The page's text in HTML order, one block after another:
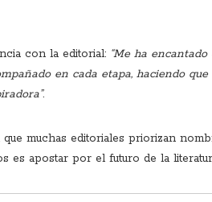
con la editorial: “Me ha
en cada etapa, haciendo
.
muchas editoriales priorizan
es apostar por el futuro de la